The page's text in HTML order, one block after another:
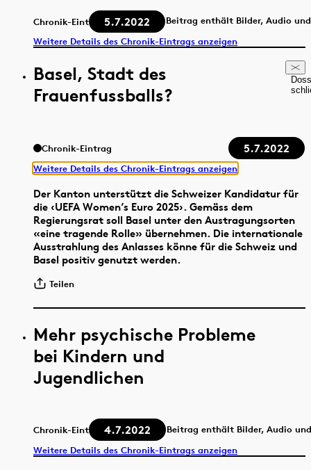
Chronik-Eintrag 5.7.2022
Beitrag enthält Bilder, Audio
Weitere Details des Chronik-Eintrags anzeigen
Basel, Stadt des
Frauenfussballs?
Chronik-Eintrag 5.7.2022
Weitere Details des Chronik-Eintrags anzeigen
Der Kanton unterstützt die Schweizer Kandidatur für
die ‹UEFA Women’s Euro 2025›. Gemäss dem
Regierungsrat soll Basel unter den Austragungsorten
«eine tragende Rolle» übernehmen. Die internationale
Ausstrahlung des Anlasses könne für die Schweiz und
Basel positiv genutzt werden.
Teilen
Mehr psychische Probleme
bei Kindern und
Jugendlichen
Chronik-Eintrag 4.7.2022
Beitrag enthält Bilder, Audio
Weitere Details des Chronik-Eintrags anzeigen